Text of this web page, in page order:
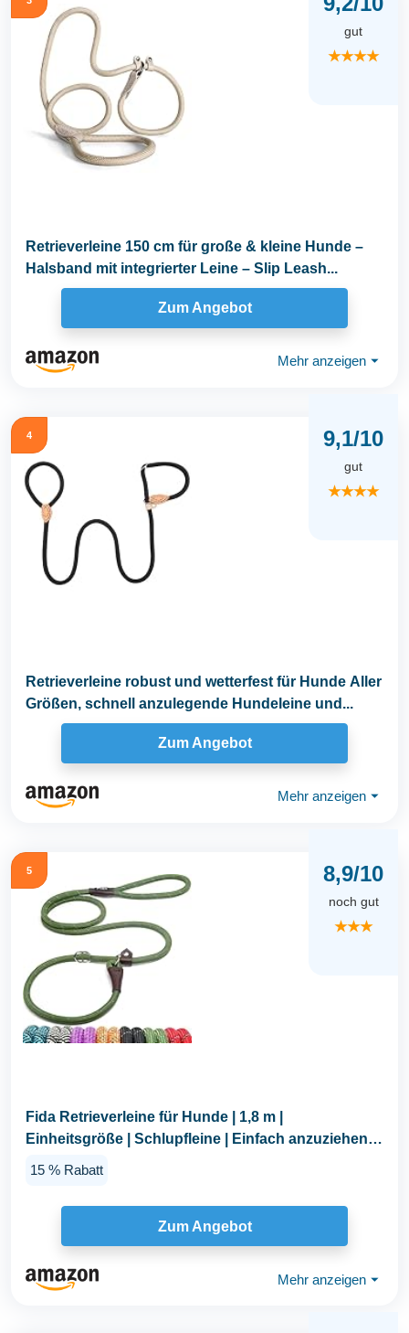
gut
★★★★
Retrieverleine 150 cm für große & kleine Hunde –
Halsband mit integrierter Leine – Slip Leash...
Zum Angebot
Mehr anzeigen ⏷
4 9,1/10
gut
★★★★
Retrieverleine robust und wetterfest für Hunde Aller
Größen, schnell anzulegende Hundeleine und...
Zum Angebot
Mehr anzeigen ⏷
5 8,9/10
noch gut
★★★
Fida Retrieverleine für Hunde | 1,8 m |
Einheitsgröße | Schlupfleine | Einfach anzuziehen,
15 % Rabatt
Zum Angebot
Mehr anzeigen ⏷